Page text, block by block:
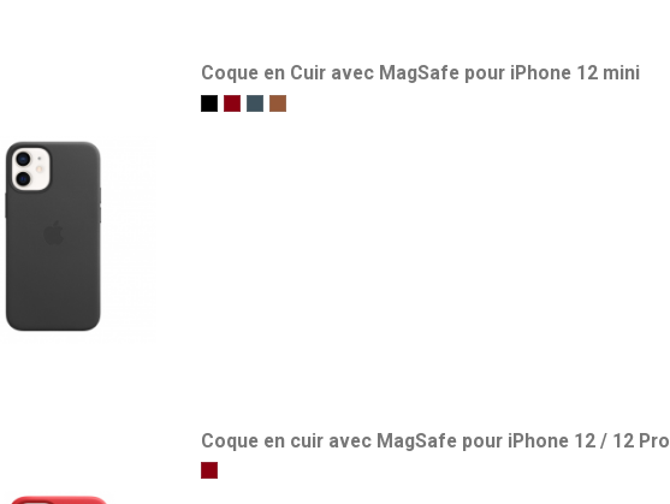
Coque en Cuir avec MagSafe pour iPhone 12 mini
Noir(Product)RED
Bleu Baltique
Havane
Coque en cuir avec MagSafe pour iPhone 12 / 12 Pro
(Product)RED